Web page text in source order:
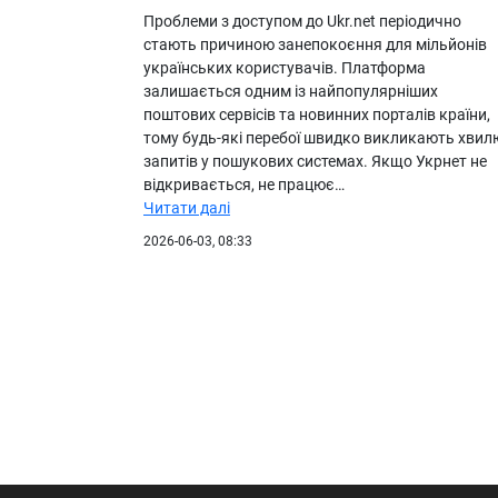
Проблеми з доступом до Ukr.net періодично
стають причиною занепокоєння для мільйонів
українських користувачів. Платформа
залишається одним із найпопулярніших
поштових сервісів та новинних порталів країни,
тому будь-які перебої швидко викликають
запитів у пошукових системах. Якщо Укрнет не
відкривається, не працює…
Читати далі
2026-06-03, 08:33